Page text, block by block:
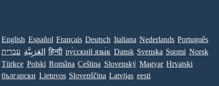
English Español Français Deutsch Italiana Nederlands Português
עברית العَرَبِيَّة हिन्दी ру́сский язы́к Dansk Svenska Suomi Norsk
Türkçe Polski Româna Ceština Slovenský Magyar Hrvatski
български Lietuvos Slovenščina Latvijas eesti